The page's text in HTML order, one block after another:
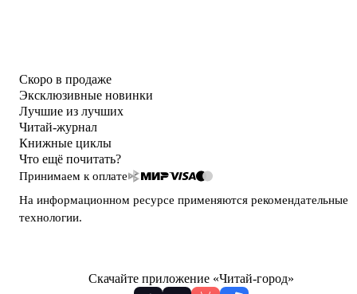
Скоро в продаже
Эксклюзивные новинки
Лучшие из лучших
Читай-журнал
Книжные циклы
Что ещё почитать?
Принимаем к оплате
На информационном ресурсе применяются рекомендательные
технологии.
Скачайте приложение «Читай-город»